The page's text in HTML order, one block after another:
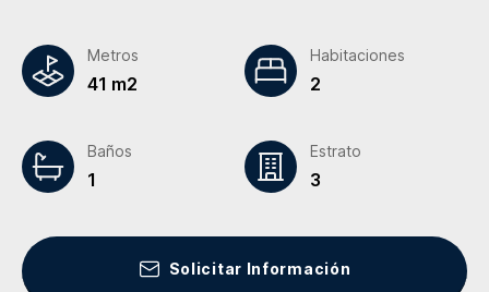
Metros
41 m2
Habitaciones
2
Baños
1
Estrato
3
Solicitar Información